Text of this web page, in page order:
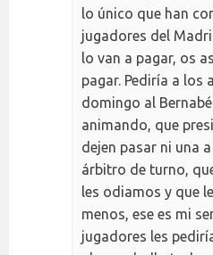
lo único que han
jugadores del
lo van a pagar, os
pagar. Pediría a los
domingo al
animando, que
dejen pasar ni una
árbitro de turno,
les odiamos y que
menos, ese es mi
jugadores les